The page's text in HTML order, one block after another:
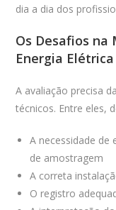
dia a dia dos
Os Desafios na
Energia Elétrica
A avaliação precisa
técnicos. Entre eles,
A necessidade de
de amostragem
A correta
O registro